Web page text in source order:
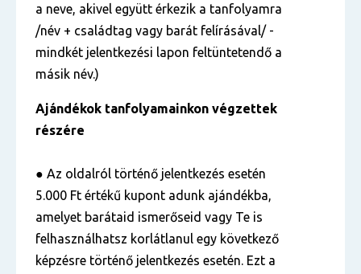
a neve, akivel együtt érkezik a tanfolyamra
/név + családtag vagy barát felírásával/ -
mindkét jelentkezési lapon feltüntetendő a
másik név.)
Ajándékok tanfolyamainkon végzettek
részére
● Az oldalról történő jelentkezés esetén
5.000 Ft értékű kupont adunk ajándékba,
amelyet barátaid ismerőseid vagy Te is
felhasználhatsz korlátlanul egy következő
képzésre történő jelentkezés esetén. Ezt a